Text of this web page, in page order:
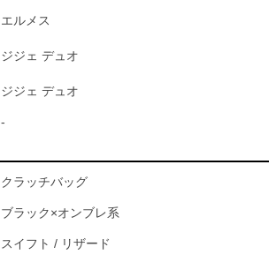
エルメス
ジジェ デュオ
ジジェ デュオ
-
クラッチバッグ
ブラック×オンブレ系
スイフト / リザード